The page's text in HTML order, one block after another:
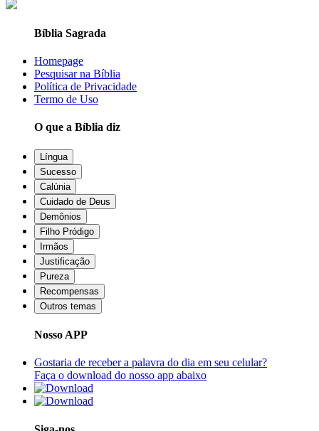
Bíblia Sagrada
Homepage
Pesquisar na Bíblia
Política de Privacidade
Termo de Uso
O que a Bíblia diz
Língua
Sucesso
Calúnia
Cuidado de Deus
Demônios
Filho Pródigo
Irmãos
Justificação
Pureza
Recompensas
Outros temas
Nosso APP
Gostaria de receber a palavra do dia em seu celular?
Faça o download do nosso app abaixo